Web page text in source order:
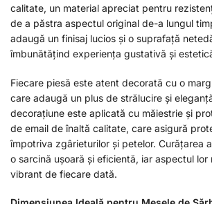
calitate, un material apreciat pentru
de a păstra aspectul original de-a lungul
adaugă un finisaj lucios și o suprafață
îmbunătățind experiența gustativă și
Fiecare piesă este atent decorată cu o
care adaugă un plus de strălucire și
decorațiune este aplicată cu măiestrie și
de email de înaltă calitate, care asigură
împotriva zgârieturilor și petelor. Curățarea
o sarcină ușoară și eficientă, iar aspectul
vibrant de fiecare dată.